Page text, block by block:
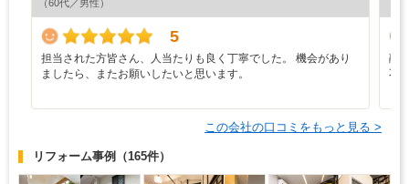
（60代／男性）
5
担当された方皆さん、人当たりも良く丁寧でした。 機会があり
ましたら、またお願いしたいと思います。
融
不
この会社の口コミをもっと見る >
リフォーム事例 （165件）